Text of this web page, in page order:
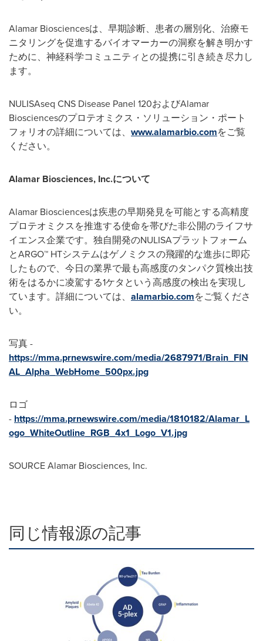
Alamar Biosciencesは、早期診断、患者の層別化、治療モ
ニタリングを促進するバイオマーカーの洞察を解き明かす
ために、神経科学コミュニティとの提携に引き続き尽力し
ます。
NULISAseq CNS Disease Panel 120およびAlamar
Biosciencesのプロテオミクス・ソリューション・ポート
フォリオの詳細については、 www.alamarbio.comをご覧
ください。
Alamar Biosciences, Inc.について
Alamar Biosciencesは疾患の早期発見を可能とする高精度
プロテオミクスを推進する使命を帯びた非公開のライフサ
イエンス企業です。独自開発のNULISAプラットフォーム
とARGO™ HTシステムはゲノミクスの飛躍的な進歩に即応
したもので、今日の業界で最も高感度のタンパク質検出技
術をはるかに凌駕する1ケタという高感度の検出を実現し
ています。詳細については、 alamarbio.comをご覧くださ
い。
写真 -
https://mma.prnewswire.com/media/2687971/Brain_FIN
AL_Alpha_WebHome_500px.jpg
ロゴ
- https://mma.prnewswire.com/media/1810182/Alamar_L
ogo_WhiteOutline_RGB_4x1_Logo_V1.jpg
SOURCE Alamar Biosciences, Inc.
同じ情報源の記事